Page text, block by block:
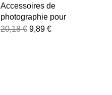
Accessoires de
photographie pour
nouveau-nés, couverture
20,18 € 9,89 €